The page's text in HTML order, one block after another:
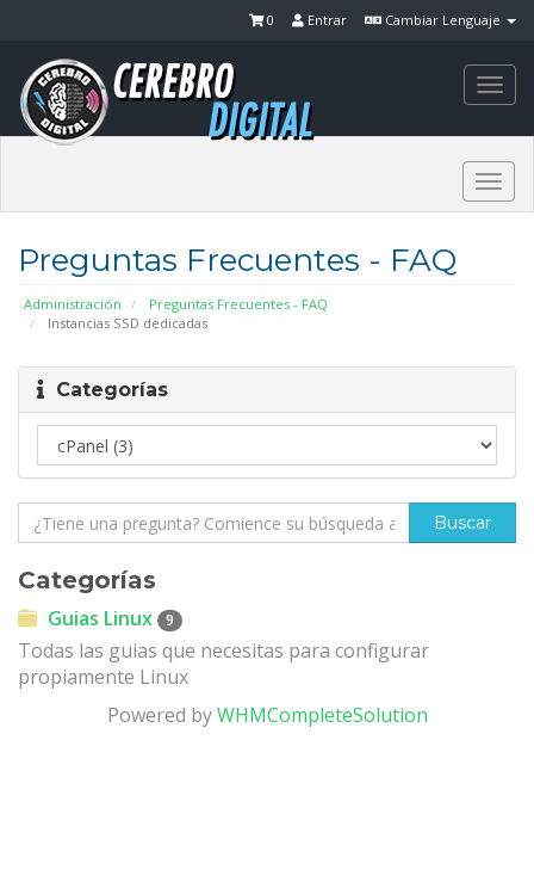
Cambiar Lenguaje
Entrar
0
Preguntas Frecuentes - FAQ
Administración
Preguntas Frecuentes - FAQ
Instancias SSD dedicadas
Categorías
Categorías
Guias Linux 9
Todas las guias que necesitas para configurar
propiamente Linux
Powered byWHMCompleteSolution